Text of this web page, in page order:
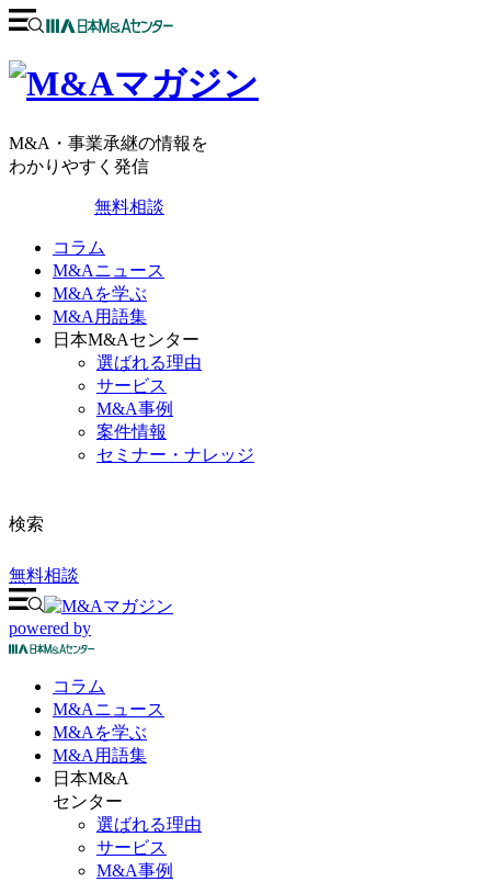
M&A・事業承継の情報を
わかりやすく発信
無料相談
コラム
M&Aニュース
M&Aを学ぶ
M&A用語集
日本M&Aセンター
選ばれる理由
サービス
M&A事例
案件情報
セミナー・ナレッジ
検索
無料相談
powered by
コラム
M&Aニュース
M&Aを学ぶ
M&A 用語集
日本M&A
センター
選ばれる理由
サービス
M&A事例